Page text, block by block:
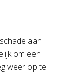
aan
om een
weer op te